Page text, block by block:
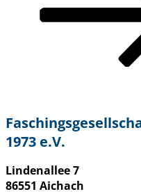
1973 e.V.
Lindenallee 7
86551 Aichach